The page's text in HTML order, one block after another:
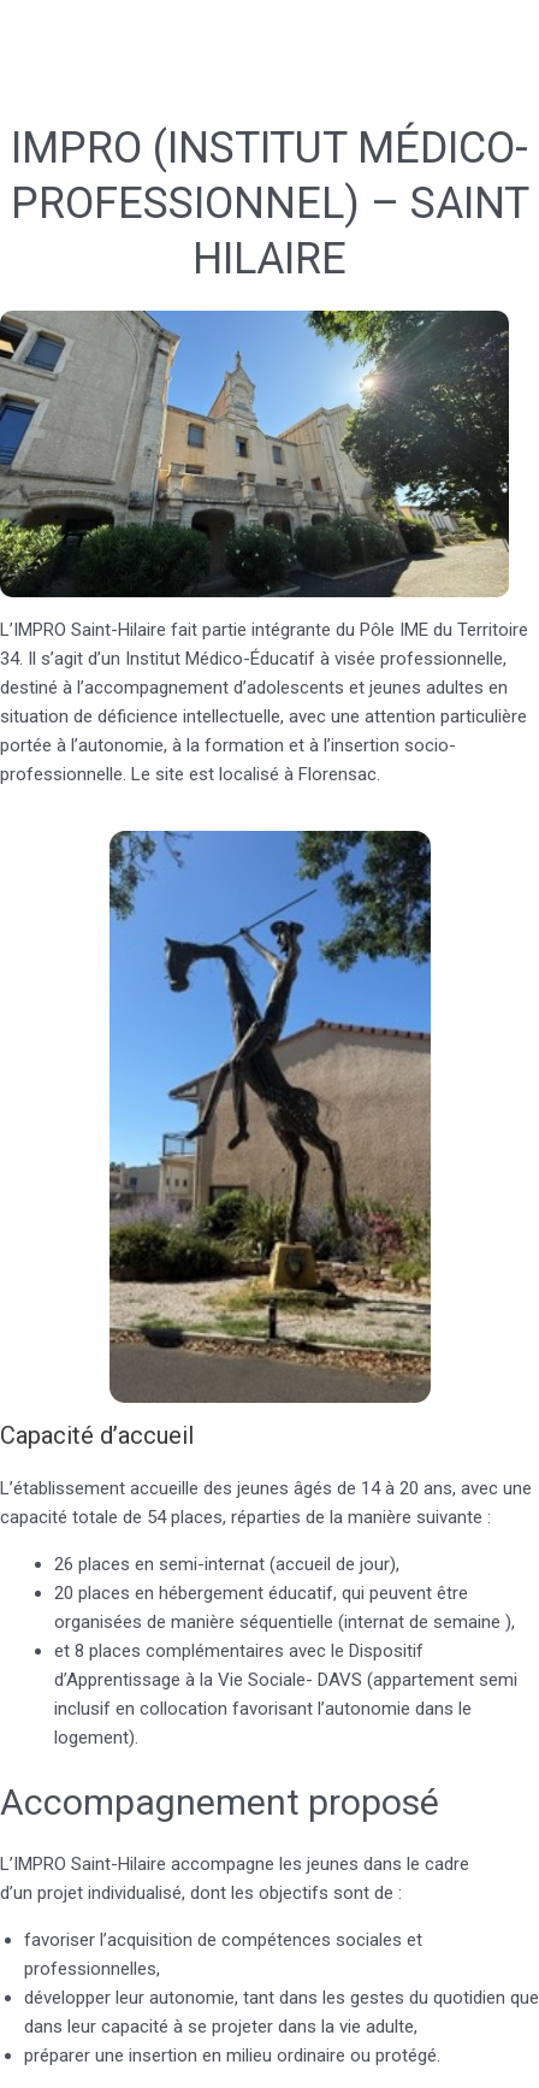
IMPRO (INSTITUT MÉDICO-
PROFESSIONNEL) – SAINT
HILAIRE
L’IMPRO Saint-Hilaire fait partie intégrante du Pôle IME du Territoire
34. Il s’agit d’un Institut Médico-Éducatif à visée professionnelle,
destiné à l’accompagnement d’adolescents et jeunes adultes en
situation de déficience intellectuelle, avec une attention particulière
portée à l’autonomie, à la formation et à l’insertion socio-
professionnelle. Le site est localisé à Florensac.
Capacité d’accueil
L’établissement accueille des jeunes âgés de 14 à 20 ans, avec une
capacité totale de 54 places, réparties de la manière suivante :
26 places en semi-internat (accueil de jour),
20 places en hébergement éducatif, qui peuvent être
organisées de manière séquentielle (internat de semaine ),
et 8 places complémentaires avec le Dispositif
d’Apprentissage à la Vie Sociale- DAVS (appartement semi
inclusif en collocation favorisant l’autonomie dans le
logement).
Accompagnement proposé
L’IMPRO Saint-Hilaire accompagne les jeunes dans le cadre
d’un projet individualisé, dont les objectifs sont de :
favoriser l’acquisition de compétences sociales et
professionnelles,
développer leur autonomie, tant dans les gestes du quotidien que
dans leur capacité à se projeter dans la vie adulte,
préparer une insertion en milieu ordinaire ou protégé.